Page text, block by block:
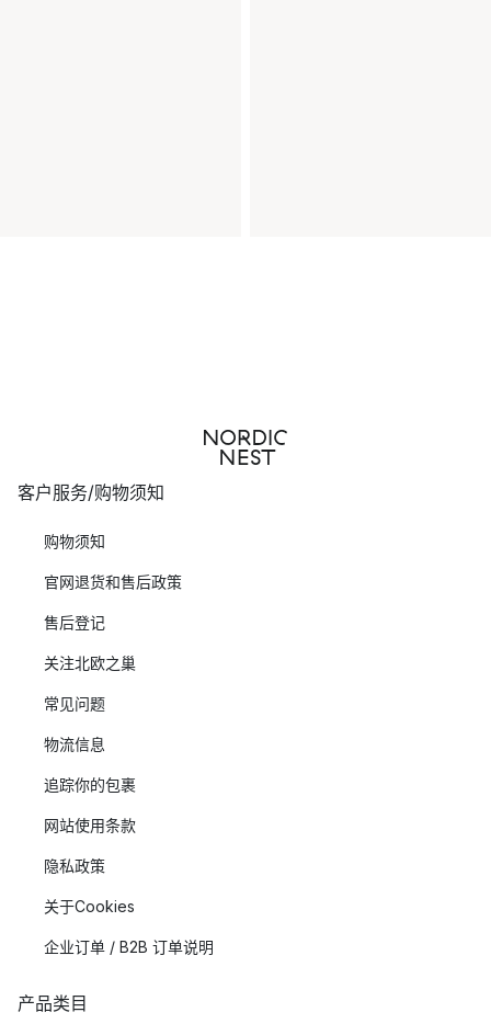
客户服务/购物须知
购物须知
官网退货和售后政策
售后登记
关注北欧之巢
常见问题
物流信息
追踪你的包裹
网站使用条款
隐私政策
关于Cookies
企业订单 / B2B 订单说明
产品类目